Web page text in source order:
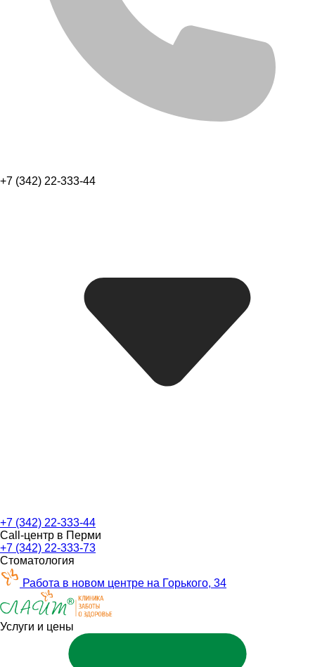
+7 (342) 22-333-44
+7 (342) 22-333-44
Call-центр в Перми
+7 (342) 22-333-73
Стоматология
Работа в новом центре на Горького, 34
Услуги и цены